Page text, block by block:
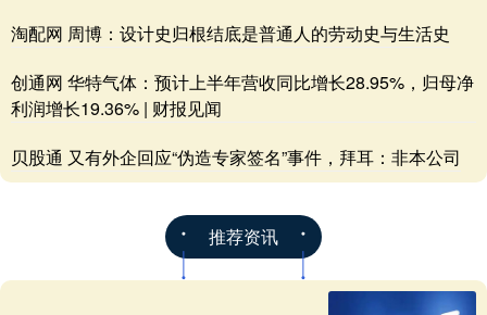
淘配网 周博：设计史归根结底是普通人的劳动史与生活史
创通网 华特气体：预计上半年营收同比增长28.95%，归母净
利润增长19.36% | 财报见闻
贝股通 又有外企回应“伪造专家签名”事件，拜耳：非本公司
推荐资讯